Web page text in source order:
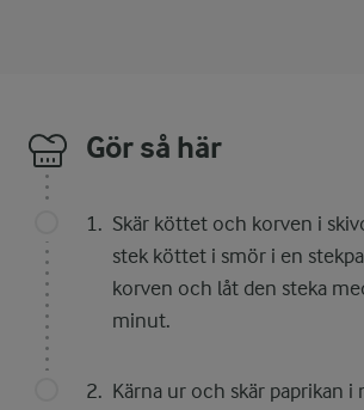
Gör så här
Skär köttet och korven i
stek köttet i smör i en
korven och låt den steka
minut.
Kärna ur och skär paprikan i